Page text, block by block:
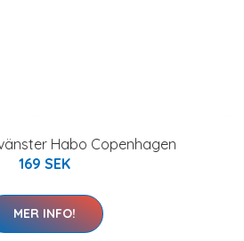
Habo Copenhagen
169 SEK
MER INFO!